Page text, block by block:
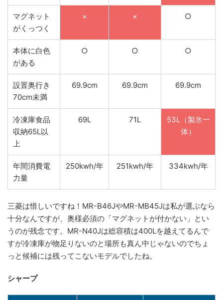
マグネット
がくっつく
× × ○
本体に白色
がある
○ ○ ○
設置奥行き
70cm未満
69.9cm 69.9cm 69.9cm
冷凍庫食品
収納65L以
上
69L 71L
53L（製氷一
体）
年間消費電
力量
250kwh/年 251kwh/年 334kwh/年
三菱は惜しいですね！MR-B46JやMR-MB45Jは私が選ぶなら
十分なんですが、奥様必須の「マグネットが付かない」とい
うのが残念です。MR-N40Jは総容積は400Lを越えてるんで
すが冷凍庫が物足りないのと場所も真ん中じゃないのでちょ
っと候補には残ってこないモデルでしたね。
シャープ